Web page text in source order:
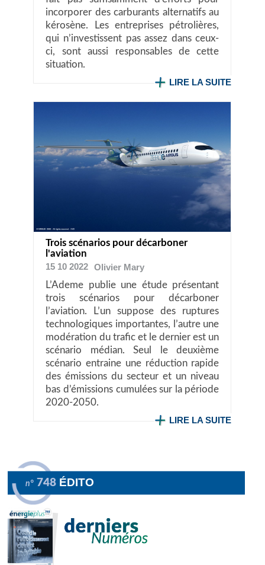
incorporer des carburants alternatifs au
kérosène. Les entreprises pétrolières,
qui n’investissent pas assez dans ceux-
ci, sont aussi responsables de cette
situation.
LIRE LA SUITE
Trois scénarios pour décarboner
l'aviation
15 10 2022
Olivier Mary
L’Ademe publie une étude présentant
trois scénarios pour décarboner
l’aviation. L’un suppose des ruptures
technologiques importantes, l’autre une
modération du trafic et le dernier est un
scénario médian. Seul le deuxième
scénario entraine une réduction rapide
des émissions du secteur et un niveau
bas d’émissions cumulées sur la période
2020-2050.
LIRE LA SUITE
n° 748 ÉDITO